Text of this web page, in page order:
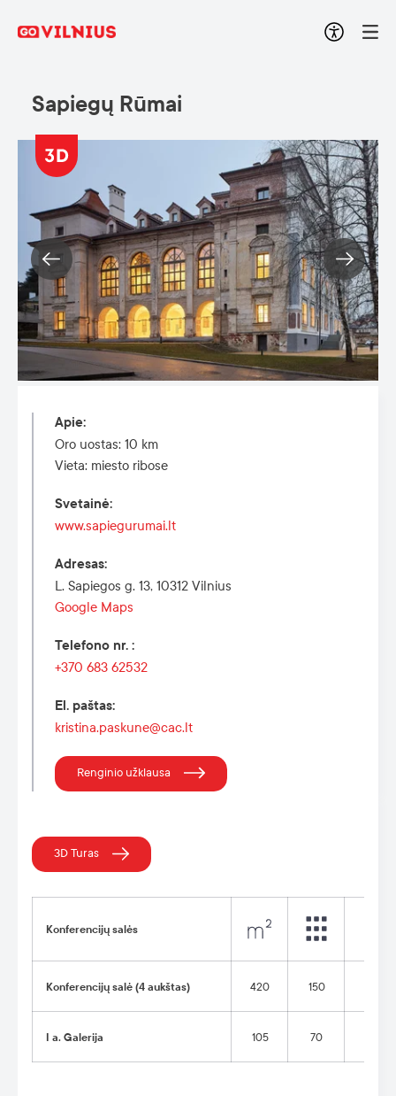
Sapiegų Rūmai
3D Turas
Konferencijų salės
Konferencijų salė (4 aukštas) 420 150
I a. Galerija 105 70
Apie:
Oro uostas: 10 km
Vieta: miesto ribose
Svetainė:
www.sapiegurumai.lt
Adresas:
L. Sapiegos g. 13, 10312 Vilnius
Google Maps
Telefono nr. :
+370 683 62532
El. paštas:
kristina.paskune@cac.lt
Renginio užklausa